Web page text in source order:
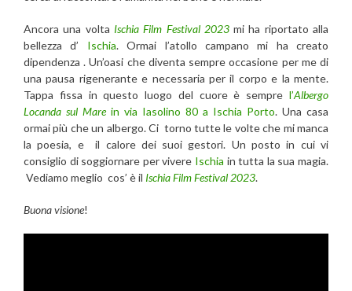
Ancora una volta Ischia Film Festival 2023mi ha riportato alla
bellezza d’ Ischia. Ormai l’atollo campano mi ha creato
dipendenza . Un’oasi che diventa sempre occasione per me di
una pausa rigenerante e necessaria per il corpo e la mente.
Tappa fissa in questo luogo del cuore è sempre l’Albergo
Locanda sul Mare in via Iasolino 80 a Ischia Porto. Una casa
ormai più che un albergo. Ci torno tutte le volte che mi manca
la poesia, e il calore dei suoi gestori. Un posto in cui vi
consiglio di soggiornare per vivere Ischia in tutta la sua magia.
Vediamo meglio cos’ è il Ischia Film Festival 2023.
Buona visione!